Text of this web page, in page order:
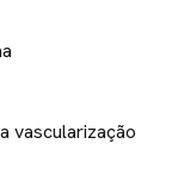
vascularização